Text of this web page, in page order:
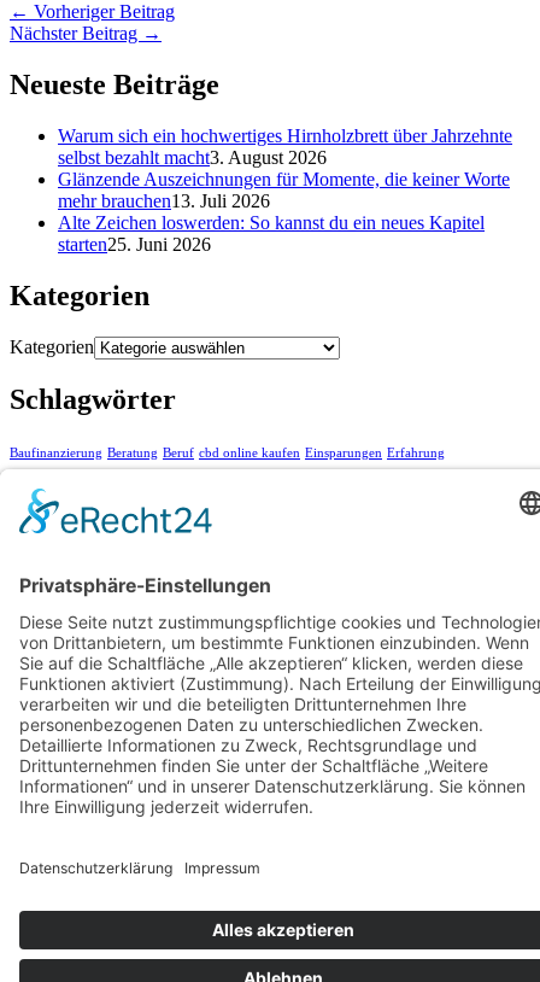
← Vorheriger Beitrag
Nächster Beitrag →
Neueste Beiträge
Warum sich ein hochwertiges Hirnholzbrett über Jahrzehnte
selbst bezahlt macht3. August 2026
Glänzende Auszeichnungen für Momente, die keiner Worte
mehr brauchen13. Juli 2026
Alte Zeichen loswerden: So kannst du ein neues Kapitel
starten25. Juni 2026
Kategorien
Kategorien
Schlagwörter
Baufinanzierung Beratung Beruf cbd online kaufen Einsparungen Erfahrung
Finanzen
Reinigungsdienst
Renovierung
Sparen
Archiv
Archiv
Copyright © 2026 Dein Sparschwein
Datenschutz
Impressum